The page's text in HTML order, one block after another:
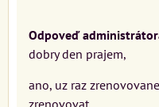
Odpoveď
dobry den prajem,
ano, uz raz